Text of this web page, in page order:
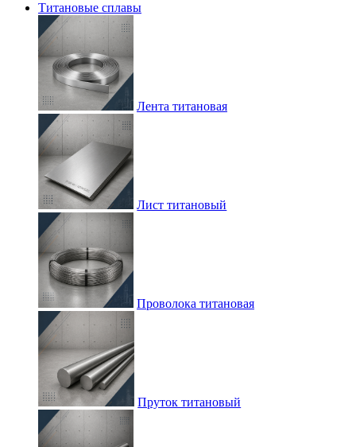
Титановые сплавы
Лента титановая
Лист титановый
Проволока титановая
Пруток титановый